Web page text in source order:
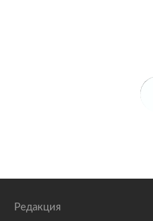
Редакция